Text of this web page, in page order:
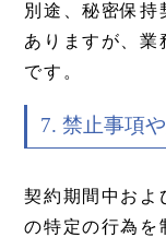
別途、秘密保
ありますが、業
です。
7. 禁止事項
契約期間中およ
の特定の行為を